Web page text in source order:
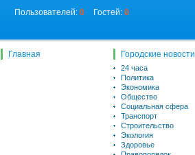
Пользователей: 0 Гостей: 0
Главная Городские новости
24 часа
Политика
Экономика
Общество
Социальная сфера
Транспорт
Строительство
Экология
Здоровье